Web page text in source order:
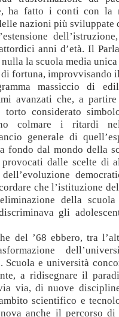
ha fatto i conti con la
nazioni più sviluppate
anni d’età. Il
la scuola media
fortuna, improvvisando
massiccio di
avanzati che, a partire
considerato
colmare i ritardi
generale di
fondo dal mondo della
dalle scelte di
che l’istituzione
della
gli
del ’68 ebbero, tra
Scuola e università
a ridisegnare il
via, di nuove
scientifico e
anche il percorso di